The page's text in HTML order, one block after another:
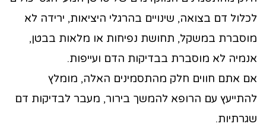
לכלול דם בצואה, שינויים בהרגלי היציאות, ירידה לא
מוסברת במשקל, תחושת נפיחות או מלאות בבטן,
אנמיה לא מוסברת בבדיקות הדם ועייפות.
אם אתם חווים חלק מהתסמינים האלה, מומלץ
להתייעץ עם הרופא להמשך בירור, מעבר לבדיקות דם
שגרתיות.